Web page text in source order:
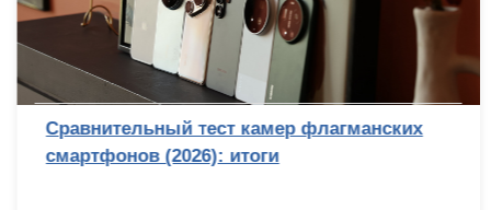
Сравнительный тест камер флагманских
смартфонов (2026): итоги